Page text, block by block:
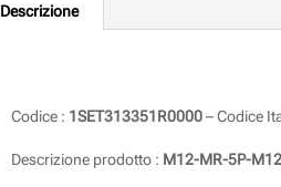
Descrizione
Codice : 1SET313351R0000– Codice
Descrizione prodotto : M12-MR-5P-